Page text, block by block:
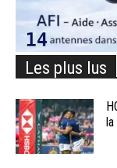
Les plus lus
la